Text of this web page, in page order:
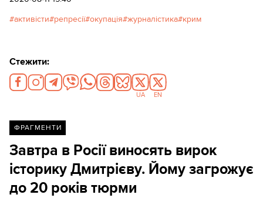
активісти репресії окупація журналістика крим
Стежити:
UA EN
ФРАГМЕНТИ
Завтра в Росії виносять вирок
історику Дмитрієву. Йому загрожує
до 20 років тюрми